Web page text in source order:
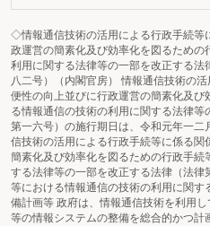
◇情報通信技術の活用による行政手続等
政運営の簡素化及び効率化を図るため
利用に関する法律等の一部を改正する
八二号）（内閣官房） 情報通信技術の
便性の向上並びに行政運営の簡素化及
る情報通信の技術の利用に関する法律
第一六号）の施行期日は、令和元年一
信技術の活用による行政手続等に係る
簡素化及び効率化を図るための行政手
する法律等の一部を改正する法律（法
等における情報通信の技術の利用に関
備計画等 政府は、情報通信技術を利用
等の情報システムの整備を総合的かつ